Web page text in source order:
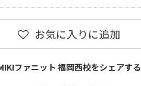
お気に入りに追加
ファニット 福岡西校をシェアする